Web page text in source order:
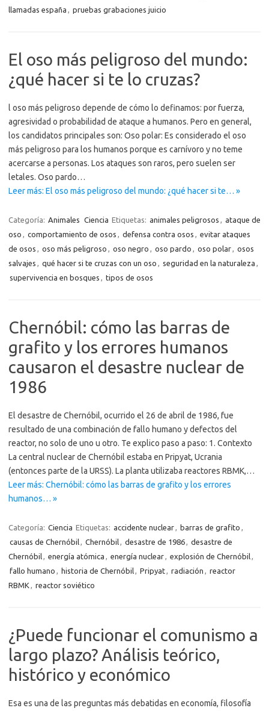
llamadas españa , pruebas grabaciones juicio
El oso más peligroso del mundo:
¿qué hacer si te lo cruzas?
l oso más peligroso depende de cómo lo definamos: por fuerza,
agresividad o probabilidad de ataque a humanos. Pero en general,
los candidatos principales son: Oso polar: Es considerado el oso
más peligroso para los humanos porque es carnívoro y no teme
acercarse a personas. Los ataques son raros, pero suelen ser
letales. Oso pardo…
Leer más: El oso más peligroso del mundo: ¿qué hacer si te… »
Categoría: Animales Ciencia Etiquetas: animales peligrosos , ataque de
oso , comportamiento de osos , defensa contra osos , evitar ataques
de osos , oso más peligroso , oso negro , oso pardo , oso polar, osos
salvajes , qué hacer si te cruzas con un oso , seguridad en la naturaleza ,
supervivencia en bosques , tipos de osos
Chernóbil: cómo las barras de
grafito y los errores humanos
causaron el desastre nuclear de
1986
El desastre de Chernóbil, ocurrido el 26 de abril de 1986, fue
resultado de una combinación de fallo humano y defectos del
reactor, no solo de uno u otro. Te explico paso a paso: 1. Contexto
La central nuclear de Chernóbil estaba en Pripyat, Ucrania
(entonces parte de la URSS). La planta utilizaba reactores RBMK,…
Leer más: Chernóbil: cómo las barras de grafito y los errores
humanos… »
Categoría: Ciencia Etiquetas: accidente nuclear, barras de grafito ,
causas de Chernóbil, Chernóbil, desastre de 1986, desastre de
Chernóbil, energía atómica , energía nuclear, explosión de Chernóbil,
fallo humano , historia de Chernóbil, Pripyat, radiación , reactor
RBMK , reactor soviético
¿Puede funcionar el comunismo a
largo plazo? Análisis teórico,
histórico y económico
Esa es una de las preguntas más debatidas en economía, filosofía